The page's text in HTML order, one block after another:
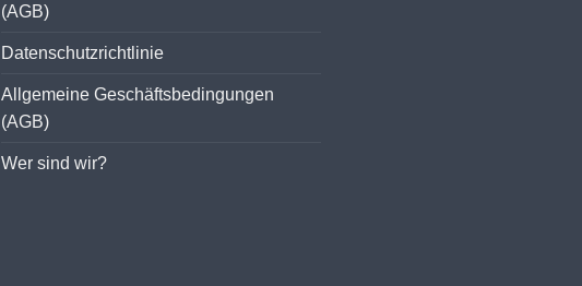
(AGB)
Datenschutzrichtlinie
Allgemeine Geschäftsbedingungen
(AGB)
Wer sind wir?